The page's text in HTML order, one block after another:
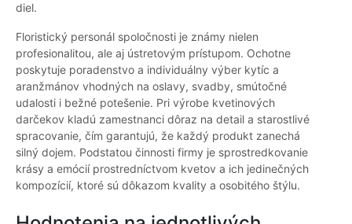
diel.
Floristický personál spoločnosti je známy nielen
profesionalitou, ale aj ústretovým prístupom. Ochotne
poskytuje poradenstvo a individuálny výber kytíc a
aranžmánov vhodných na oslavy, svadby, smútočné
udalosti i bežné potešenie. Pri výrobe kvetinových
darčekov kladú zamestnanci dôraz na detail a starostlivé
spracovanie, čím garantujú, že každý produkt zanechá
silný dojem. Podstatou činnosti firmy je sprostredkovanie
krásy a emócií prostredníctvom kvetov a ich jedinečných
kompozícií, ktoré sú dôkazom kvality a osobitého štýlu.